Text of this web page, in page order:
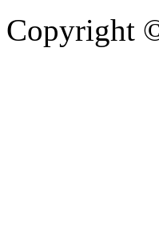
Copyright